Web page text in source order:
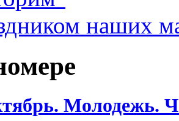
наших
Молодежь.